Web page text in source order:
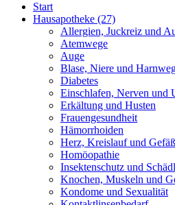
Start
Hausapotheke (27)
Allergien, Juckreiz und
Atemwege
Auge
Blase, Niere und
Diabetes
Einschlafen, Nerven und
Erkältung und Husten
Frauengesundheit
Hämorrhoiden
Herz, Kreislauf und
Homöopathie
Insektenschutz und
Knochen, Muskeln und
Kondome und Sexualität